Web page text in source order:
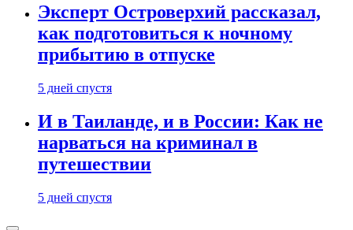
Эксперт Островерхий рассказал,
как подготовиться к ночному
прибытию в отпуске
5 дней спустя
И в Таиланде, и в России: Как не
нарваться на криминал в
путешествии
5 дней спустя